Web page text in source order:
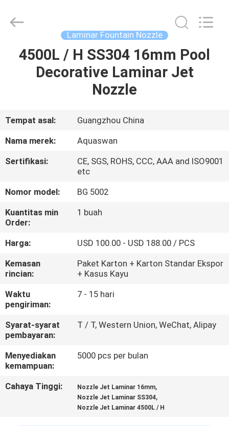
RUMAH
TENTANG
KAMI
TUR
PABRIK
KONTROL
KUALITAS
HUBUNGI
KAMI
PERMINTAAN
PENAWARAN
NEWS
water
co,.ltd.
Laminar Fountain Nozzle
4500L / H SS304 16mm Pool
Decorative Laminar Jet
Nozzle
Tempat asal:
Guangzhou China
Nama merek:
Aquaswan
Sertifikasi:
CE, SGS, ROHS, CCC, AAA and ISO9001
etc
Nomor model:
BG 5002
Kuantitas min
Order:
1 buah
Harga:
USD 100.00 - USD 188.00 / PCS
Kemasan
rincian:
Paket Karton + Karton Standar Ekspor
+ Kasus Kayu
Waktu
pengiriman:
7 - 15 hari
Syarat-syarat
pembayaran:
T / T, Western Union, WeChat, Alipay
Menyediakan
kemampuan:
5000 pcs per bulan
Cahaya Tinggi: Nozzle Jet Laminar 16mm,
Nozzle Jet Laminar SS304,
Nozzle Jet Laminar 4500L / H